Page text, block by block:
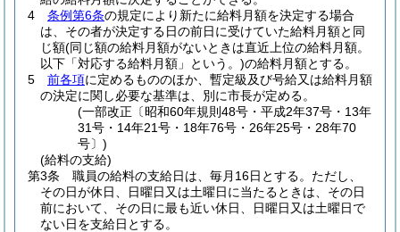
4
条例第6条の規定により新たに給料月額を決定する場合
は、その者が決定する日の前日に受けていた給料月額と同
じ額(同じ額の給料月額がないときは直近上位の給料月額。
以下「対応する給料月額」という。)の給料月額とする。
5
前各項に定めるもののほか、暫定級及び号給又は給料月額
の決定に関し必要な基準は、別に市長が定める。
(一部改正〔昭和60年規則48号・平成2年37号・13年
31号・14年21号・18年76号・26年25号・28年70
号〕)
(給料の支給)
第3条
職員の給料の支給日は、毎月16日とする。 ただし、
その日が休日、日曜日又は土曜日に当たるときは、その日
前において、その日に最も近い休日、日曜日又は土曜日で
ない日を支給日とする。